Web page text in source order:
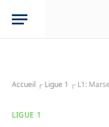
Accueil ┌ Ligue 1 ┌ L1:
LIGUE 1